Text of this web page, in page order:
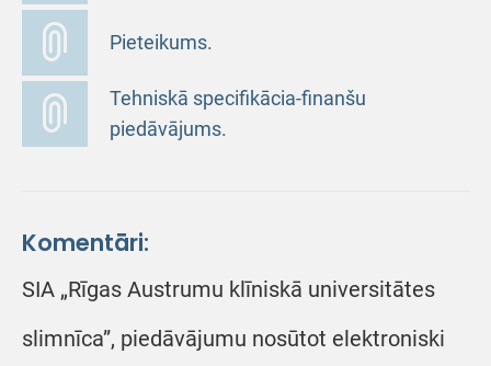
Pieteikums.
Tehniskā specifikācia-finanšu
piedāvājums.
Komentāri:
SIA „Rīgas Austrumu klīniskā universitātes
slimnīca”, piedāvājumu nosūtot elektroniski